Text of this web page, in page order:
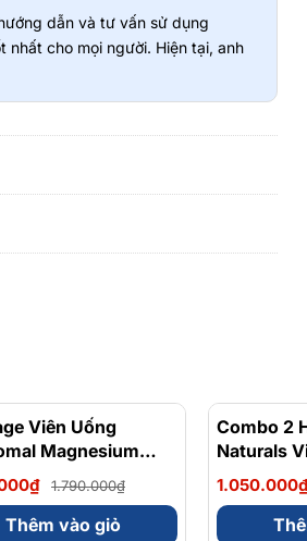
gan và cơ thể.
trình tiêu hóa, giúp cơ thể hấp thu
dẫn và tư vấn sử dụng
nhất cho mọi người. Hiện tại, anh
Viên Uống
Magnesium
Hữu Cơ
- Chính Ngạch
VAT
1.790.000₫
Thêm vào giỏ
Combo 2
Naturals
Dễ Dàng
Cho Hệ
1.050.000₫